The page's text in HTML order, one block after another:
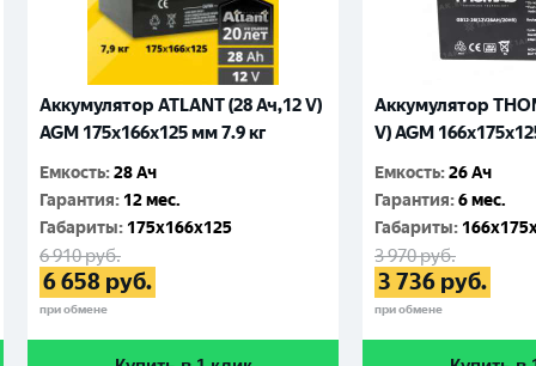
Аккумулятор ATLANT (28 Ач,12 V)
AGM 175x166x125 мм 7.9 кг
Емкость:28 Ач
Гарантия: 12 мес.
Габариты: 175x166x125
6 910руб.
6 658 руб.
при обмене
Аккумулятор
V) AGM
Емкость:26 Ач
Гарантия:6 мес.
Габариты:
3 970руб.
3 736 руб.
при обмене